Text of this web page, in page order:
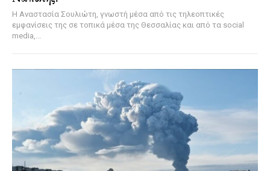
Η Αναστασία Σουλιώτη, γνωστή μέσα από τις τηλεοπτικές
εμφανίσεις της σε τοπικά μέσα της Θεσσαλίας και από τα social
media,...